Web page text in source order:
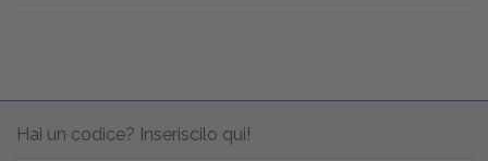
Hai un codice? Inseriscilo qui!